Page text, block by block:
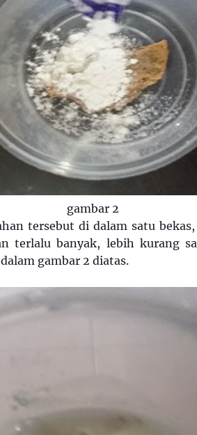
gambar 2
tersebut di dalam satu
terlalu banyak, lebih kurang
gambar 2 diatas.